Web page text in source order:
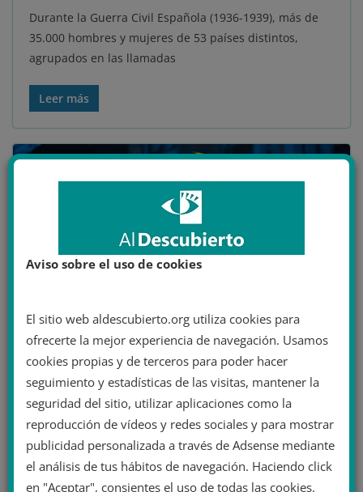
Durante la Guerra Civil Española (1936-1939), más de
35.000 hombres y mujeres de 53 países distintos,
agrupados en las llamadas
Leer más
Manifestación contra el neonazismo en Berlín. . Autor:
Libertinus Yomango
, 20/11/2010. Fuente:
CC BY-SA 2.0
AMÉRICA LATINA ASIA EEUU Y CANADÁ EUROPA
Aviso sobre el uso de cookies
El sitio web aldescubierto.org utiliza cookies para
ofrecerte la mejor experiencia de navegación. Usamos
cookies propias y de terceros para poder hacer
seguimiento y estadísticas de las visitas, mantener la
seguridad del sitio, utilizar aplicaciones como la
reproducción de vídeos y redes sociales y para mostrar
publicidad personalizada a través de Adsense mediante
el análisis de tus hábitos de navegación. Haciendo click
en "Aceptar", consientes el uso de todas las cookies.